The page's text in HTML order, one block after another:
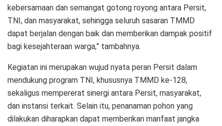
kebersamaan dan semangat gotong royong antara Persit,
TNI, dan masyarakat, sehingga seluruh sasaran TMMD
dapat berjalan dengan baik dan memberikan dampak positif
bagi kesejahteraan warga,” tambahnya.
Kegiatan ini merupakan wujud nyata peran Persit dalam
mendukung program TNI, khususnya TMMD ke-128,
sekaligus mempererat sinergi antara Persit, masyarakat,
dan instansi terkait. Selain itu, penanaman pohon yang
dilakukan diharapkan dapat memberikan manfaat jangka